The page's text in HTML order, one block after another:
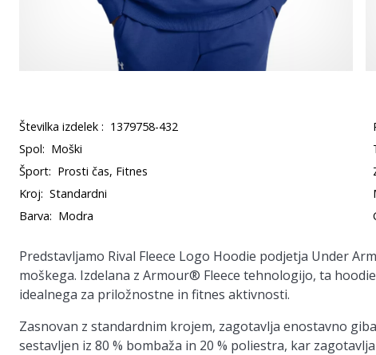
Številka izdelek : 1379758-432
Spol: Moški
Šport: Prosti čas, Fitnes
Kroj: Standardni
Barva: Modra
Predstavljamo Rival Fleece Logo Hoodie podjetja Under
moškega. Izdelana z Armour® Fleece tehnologijo, ta
idealnega za priložnostne in fitnes aktivnosti.
Zasnovan z standardnim krojem, zagotavlja enostavno
sestavljen iz 80 % bombaža in 20 % poliestra, kar